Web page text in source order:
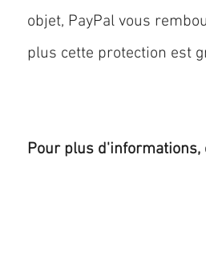
objet, PayPal vous
plus cette protection est
Pour plus d'informations,